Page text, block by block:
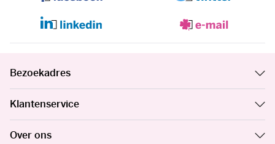
Bezoekadres
Klantenservice
Over ons